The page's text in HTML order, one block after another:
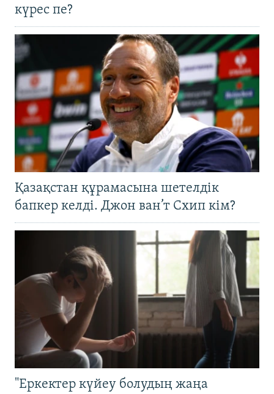
күрес пе?
Қазақстан құрамасына шетелдік
бапкер келді. Джон ван’т Схип кім?
"Еркектер күйеу болудың жаңа